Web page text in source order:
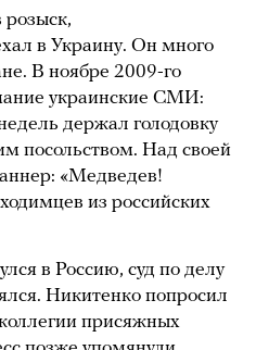
в Украину. Он много
В ноябре 2009-го
украинские СМИ:
держал голодовку
посольством. Над своей
«Медведев!
из российских
в Россию, суд по делу
Никитенко попросил
присяжных